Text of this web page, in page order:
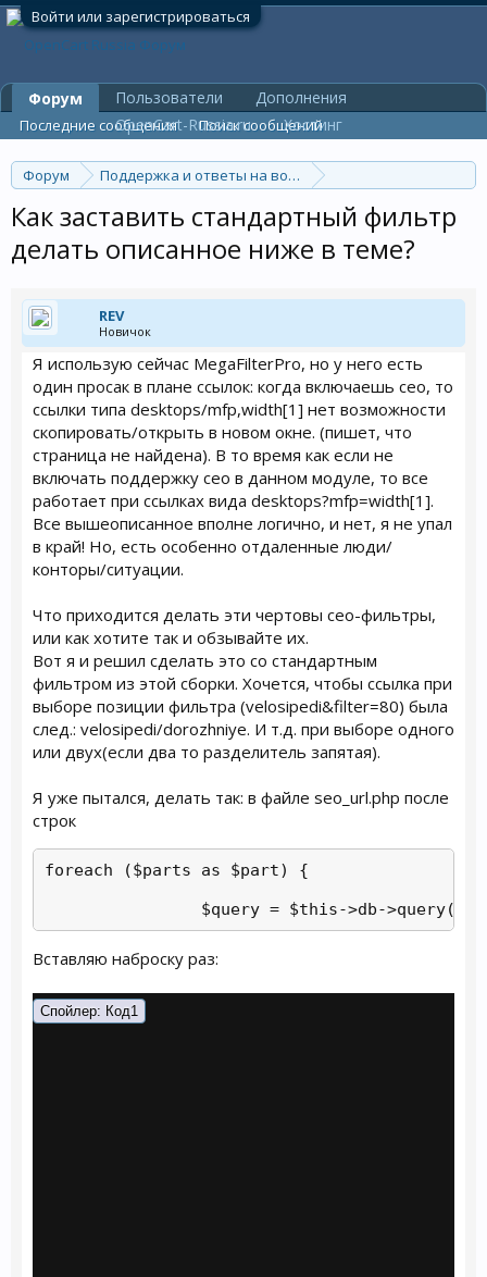
Войти или зарегистрироваться
Форум
Поддержка и ответы на вопросы
Как заставить стандартный фильтр
делать описанное ниже в теме?
REV
Новичок
Я использую сейчас MegaFilterPro, но у него есть
один просак в плане ссылок: когда включаешь сео, то
ссылки типа desktops/mfp,width[1] нет возможности
скопировать/открыть в новом окне. (пишет, что
страница не найдена). В то время как если не
включать поддержку сео в данном модуле, то все
работает при ссылках вида desktops?mfp=width[1].
Все вышеописанное вполне логично, и нет, я не упал
в край! Но, есть особенно отдаленные люди/
конторы/ситуации.
Что приходится делать эти чертовы сео-фильтры,
или как хотите так и обзывайте их.
Вот я и решил сделать это со стандартным
фильтром из этой сборки. Хочется, чтобы ссылка при
выборе позиции фильтра (velosipedi&filter=80) была
след.: velosipedi/dorozhniye. И т.д. при выборе одного
или двух(если два то разделитель запятая).
Я уже пытался, делать так: в файле seo_url.php после
строк
foreach ($parts as $part) {
$query = $this->db-
Вставляю наброску раз:
Спойлер: Код1
Форум
Последние сообщения Поиск сообщений
Пользователи
Дополнения
OpenCart-Russia.ru
Хостинг